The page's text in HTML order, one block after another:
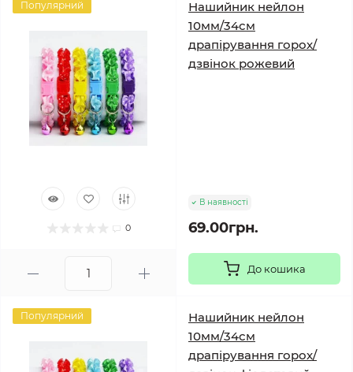
Популярний
0
Нашийник нейлон
10мм/34см
драпірування горох/
дзвінок рожевий
В наявності
69.00грн.
До кошика
Популярний
Нашийник нейлон
10мм/34см
драпірування горох/